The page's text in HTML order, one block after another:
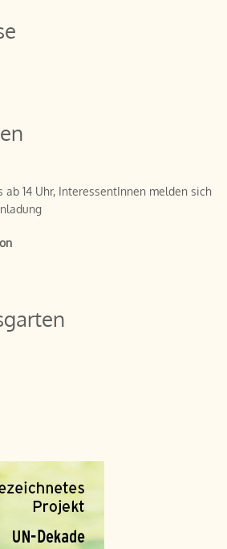
14 Uhr, InteressentInnen melden sich